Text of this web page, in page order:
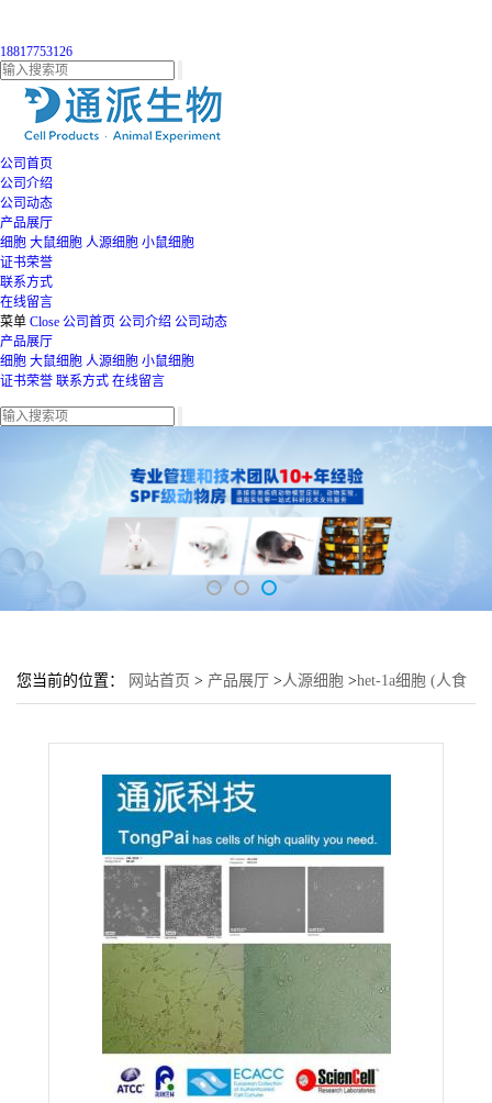
18817753126
公司首页
公司介绍
公司动态
产品展厅
细胞 大鼠细胞 人源细胞 小鼠细胞
证书荣誉
联系方式
在线留言
菜单 Close 公司首页 公司介绍 公司动态
产品展厅
细胞 大鼠细胞 人源细胞 小鼠细胞
证书荣誉 联系方式 在线留言
您当前的位置： 网站首页 > 产品展厅 >人源细胞 >het-1a细胞 (人食